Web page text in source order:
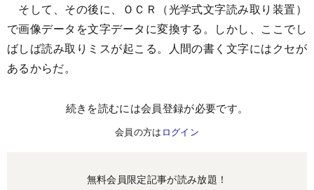
そして、その後に、ＯＣＲ（光学式文字読み取り装置）
で画像データを文字データに変換する。しかし、ここでし
ばしば読み取りミスが起こる。人間の書く文字にはクセが
あるからだ。
続きを読むには会員登録が必要です。
会員の方は ログイン
無料会員限定記事が読み放題！